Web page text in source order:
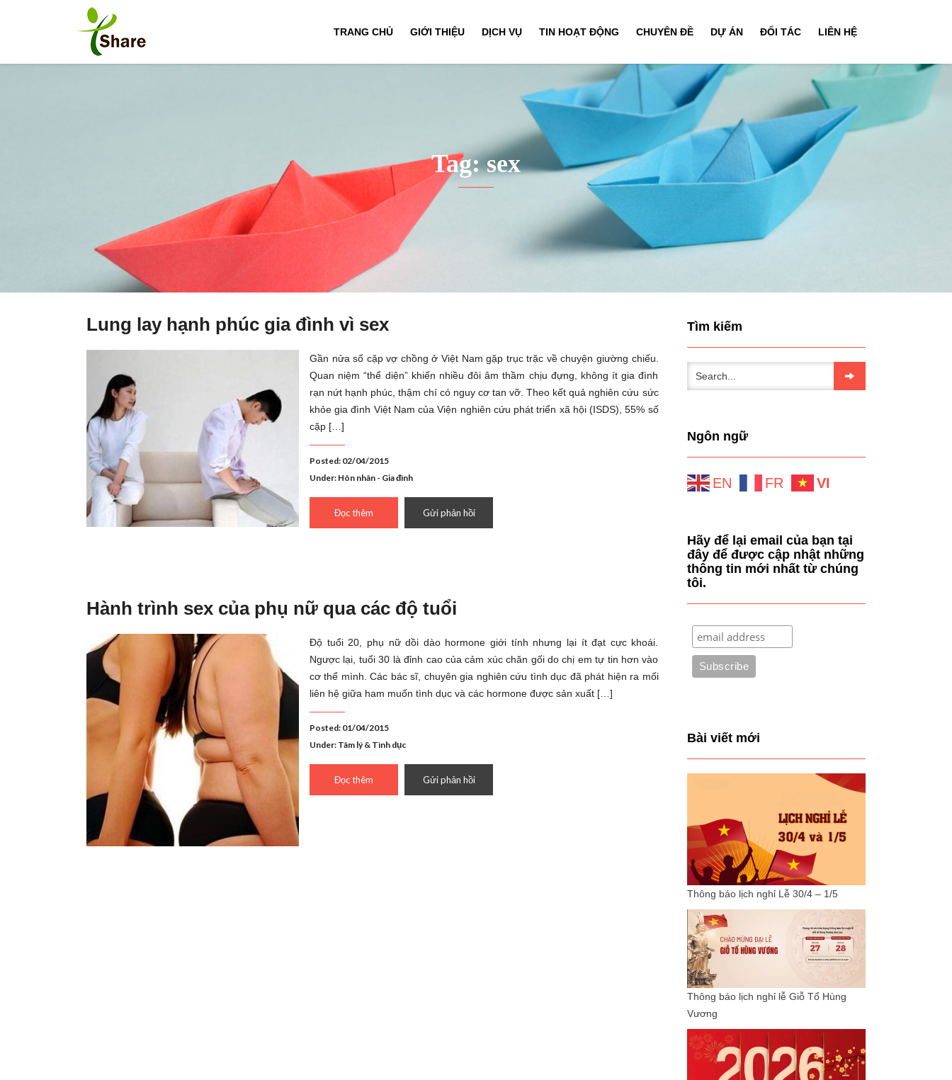
TRANG CHỦ GIỚI THIỆU DỊCH VỤ TIN HOẠT ĐỘNG CHUYÊN ĐỀ DỰ ÁN ĐỐI TÁC LIÊN HỆ
Tag: sex
Lung lay hạnh phúc gia đình vì sex
Gần nửa số cặp vợ chồng ở Việt Nam gặp trục trặc về chuyện giường chiếu.
Quan niệm “thể diện” khiến nhiều đôi âm thầm chịu đựng, không ít gia đình
rạn nứt hạnh phúc, thậm chí có nguy cơ tan vỡ. Theo kết quả nghiên cứu sức
khỏe gia đình Việt Nam của Viện nghiên cứu phát triển xã hội (ISDS), 55% số
cặp […]
Posted: 02/04/2015
Under: Hôn nhân - Gia đình
Đọc thêm Gửi phản hồi
Hành trình sex của phụ nữ qua các độ tuổi
Độ tuổi 20, phụ nữ dồi dào hormone giới tính nhưng lại ít đạt cực khoái.
Ngược lại, tuổi 30 là đỉnh cao của cảm xúc chăn gối do chị em tự tin hơn vào
cơ thể mình. Các bác sĩ, chuyên gia nghiên cứu tình dục đã phát hiện ra mối
liên hệ giữa ham muốn tình dục và các hormone được sản xuất […]
Posted: 01/04/2015
Under: Tâm lý & Tình dục
Đọc thêm Gửi phản hồi
Tìm kiếm
Ngôn ngữ
EN FR VI
Hãy để lại email của bạn tại
đây để được cập nhật những
thông tin mới nhất từ chúng
tôi.
Bài viết mới
Thông báo lịch nghỉ Lễ 30/4 – 1/5
Thông báo lịch nghỉ lễ Giỗ Tổ Hùng
Vương